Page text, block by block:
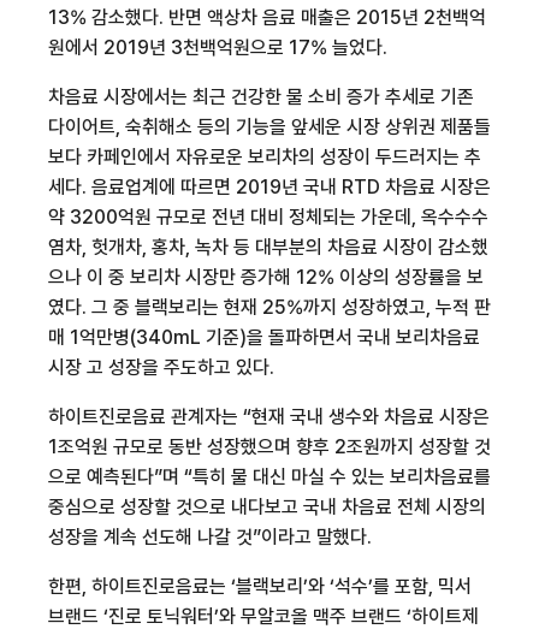
13% 감소했다. 반면 액상차 음료 매출은 2015년 2천백억
원에서 2019년 3천백억원으로 17% 늘었다.
차음료 시장에서는 최근 건강한 물 소비 증가 추세로 기존
다이어트, 숙취해소 등의 기능을 앞세운 시장 상위권 제품들
보다 카페인에서 자유로운 보리차의 성장이 두드러지는 추
세다. 음료업계에 따르면 2019년 국내 RTD 차음료 시장은
약 3200억원 규모로 전년 대비 정체되는 가운데 , 옥수수수
염차, 헛개차, 홍차, 녹차 등 대부분의 차음료 시장이 감소했
으나 이 중 보리차 시장만 증가해 12% 이상의 성장률을 보
였다. 그 중 블랙보리는 현재 25%까지 성장하였고, 누적 판
매 1억만병(340mL 기준)을 돌파하면서 국내 보리차음료
시장 고 성장을 주도하고 있다.
하이트진로음료 관계자는 “현재 국내 생수와 차음료 시장은
1조억원 규모로 동반 성장했으며 향후 2조원까지 성장할 것
으로 예측된다”며 “특히 물 대신 마실 수 있는 보리차음료를
중심으로 성장할 것으로 내다보고 국내 차음료 전체 시장의
성장을 계속 선도해 나갈 것”이라고 말했다.
한편, 하이트진로음료는 ‘블랙보리’와 ‘석수’를 포함, 믹서
브랜드 ‘진로 토닉워터’와 무알코올 맥주 브랜드 ‘하이트제